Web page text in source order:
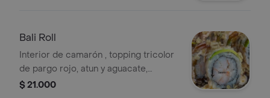
Bali Roll
Interior de camarón , topping tricolor
de pargo rojo, atun y aguacate,
bañado en salsa hanashi combinada
$ 21.000